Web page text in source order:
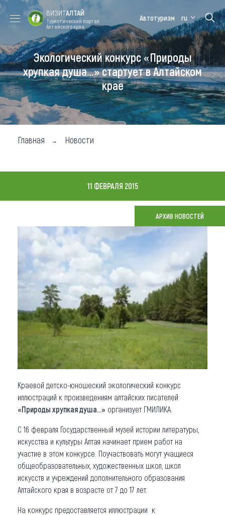
Форум VISIT
ALTAI
Цветение
маральника
Медицинский
форум
Алтайская
зимовка
Туры
Где побывать
Чем заняться
Карта
Что привезти (сувениры)
О регионе
Коллекция впечатлений
Другие рубрики
ВИЗИТАЛТАЙ
Туристический портал
Алтайского края
Автотуризм ru
Экологический конкурс «Природы
хрупкая душа…» стартует в Алтайском
крае
Главная Новости
11 ФЕВРАЛЯ 2015
АРХИВ НОВОСТЕЙ
Краевой детско-юношеский экологический конкурс
иллюстраций к произведениям алтайских писателей
«Природы хрупкая душа…» организует ГМИЛИКА.
С 16 февраля Государственный музей истории литературы,
искусства и культуры Алтая начинает прием работ на
участие в этом конкурсе. Поучаствовать могут учащиеся
общеобразовательных, художественных школ, школ
искусств и учреждений дополнительного образования
Алтайского края в возрасте от 7 до 17 лет.
На конкурс предоставляется иллюстрации к